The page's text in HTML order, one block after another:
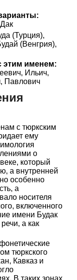
(Турция),
(Венгрия),
этим именем:
Ильич,
Павлович
с тюркским
ему
о
который
а внутренней
особенно
а
носителя
включенного
имени Будак
а как
тюркского
Кавказ и
В таких зонах